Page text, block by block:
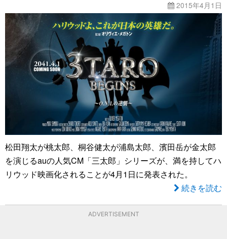
2015年4月1日
松田翔太が桃太郎、桐谷健太が浦島太郎、濱田岳が金太郎
を演じるauの人気CM「三太郎」シリーズが、満を持してハ
リウッド映画化されることが4月1日に発表された。
続きを読む
ADVERTISEMENT